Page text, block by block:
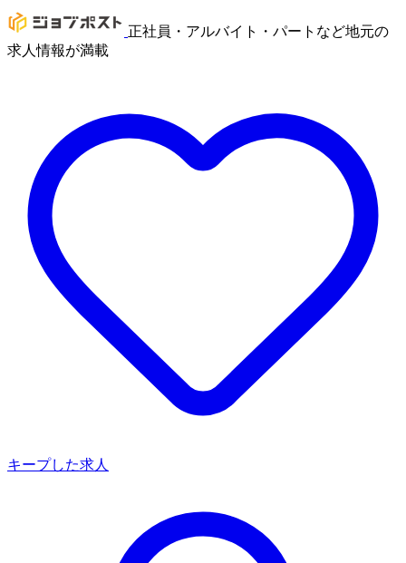
正社員・アルバイト・パートなど地元の
求人情報が満載
キープした求人